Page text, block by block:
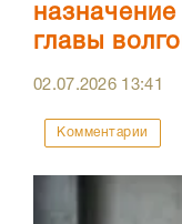
главы
02.07.2026 13:41
Комментарии